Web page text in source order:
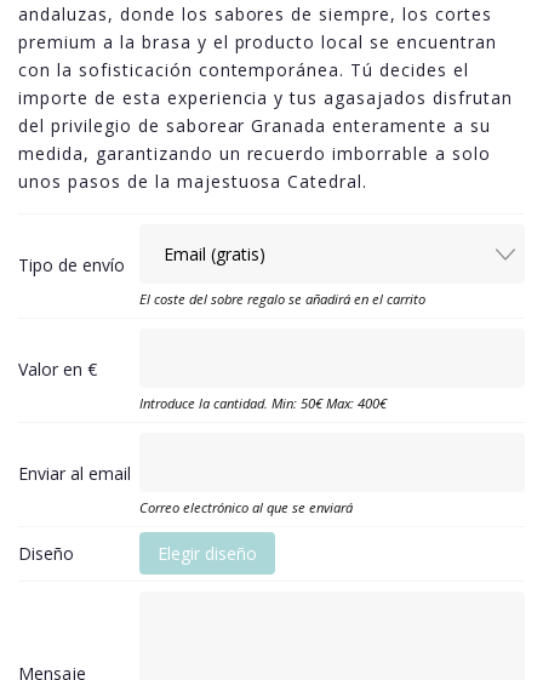
andaluzas, donde los sabores de siempre, los cortes
premium a la brasa y el producto local se encuentran
con la sofisticación contemporánea. Tú decides el
importe de esta experiencia y tus agasajados disfrutan
del privilegio de saborear Granada enteramente a su
medida, garantizando un recuerdo imborrable a solo
unos pasos de la majestuosa Catedral.
Tipo de envío
El coste del sobre regalo se añadirá en el carrito
Valor en €
Introduce la cantidad. Min: 50€ Max: 400€
Enviar al email
Correo electrónico al que se enviará
Diseño Elegir diseño
Mensaje